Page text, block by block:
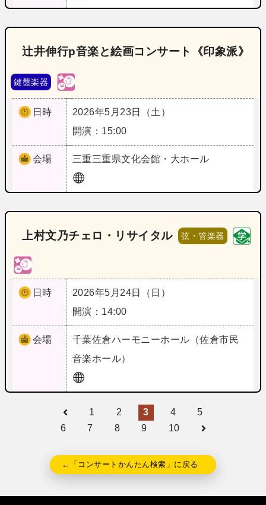
辻井伸行p音楽と絵画コンサート《印象派》
鍵盤楽器
日時
2026年5月23日（土）
開演：15:00
会場 三重三重県文化会館・大ホール
上村文乃チェロ・リサイタル 弦・管楽器
日時
2026年5月24日（日）
開演：14:00
会場 千葉佐倉ハーモニーホール（佐倉市民
音楽ホール）
1 2 3 4
5
6
7 8 9 10
←「コンサートかんたん検索」に戻る